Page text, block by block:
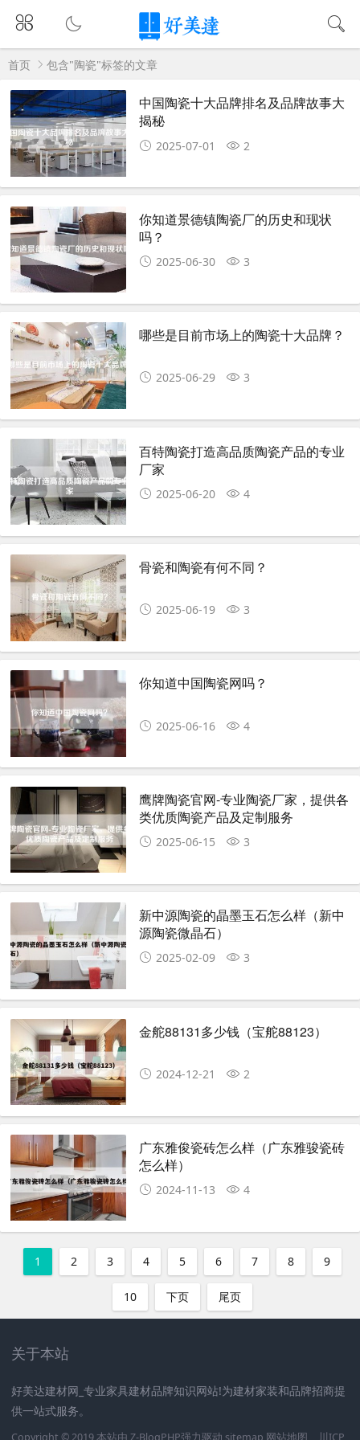
首页 包含"陶瓷"标签的文章
中国陶瓷十大品牌排名及品牌故事大
揭秘
2025-07-01 2
你知道景德镇陶瓷厂的历史和现状
吗？
2025-06-30 3
哪些是目前市场上的陶瓷十大品牌？
2025-06-29 3
百特陶瓷打造高品质陶瓷产品的专业
厂家
2025-06-20 4
骨瓷和陶瓷有何不同？
2025-06-19 3
你知道中国陶瓷网吗？
2025-06-16 4
鹰牌陶瓷官网-专业陶瓷厂家，提供各
类优质陶瓷产品及定制服务
2025-06-15 3
新中源陶瓷的晶墨玉石怎么样（新中
源陶瓷微晶石）
2025-02-09 3
金舵88131多少钱（宝舵88123）
2024-12-21 2
广东雅俊瓷砖怎么样（广东雅骏瓷砖
怎么样）
2024-11-13 4
1 2 3 4 5 6 7 8 9
10 下页 尾页
关于本站
好美达建材网_专业家具建材品牌知识网站!为建材家装和品牌招商提
供一站式服务。
Copyright © 2019 本站由 Z-BlogPHP强力驱动 sitemap 网站地图 川ICP